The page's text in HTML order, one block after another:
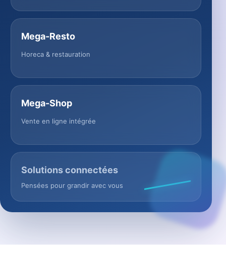
Mega-Resto
Horeca & restauration
Mega-Shop
Vente en ligne intégrée
Solutions connectées
Pensées pour grandir avec vous